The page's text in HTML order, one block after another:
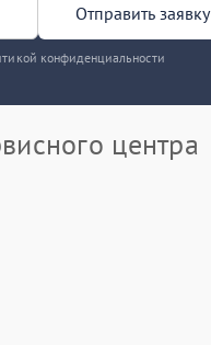
Отправить заявку
конфиденциальности
центра